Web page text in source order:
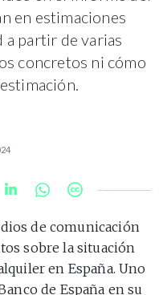
en estimaciones
a partir de varias
concretos ni cómo
de comunicación
sobre la situación
en España. Uno
de España en su